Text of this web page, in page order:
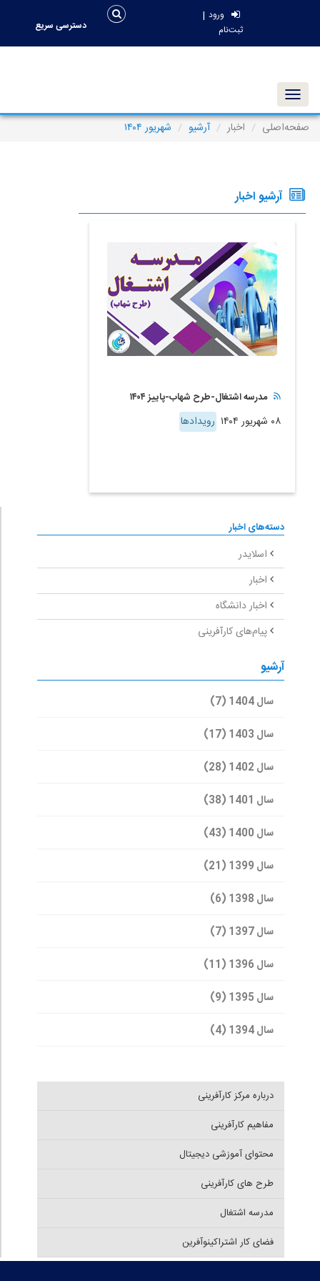
ورود |
ثبت‌نام دسترسی سریع
Toggle navigation
صفحه‌اصلی
اخبار آرشیو شهریور ۱۴۰۴
آرشیو اخبار
مدرسه اشتغال-طرح شهاب-پاییز ۱۴۰۴
۰۸ شهریور ۱۴۰۴ رویدادها
دسته‌های اخبار
اسلایدر
اخبار
اخبار دانشگاه
پیام‌های کارآفرینی
آرشیو
سال 1404 (7)
سال 1403 (17)
سال 1402 (28)
سال 1401 (38)
سال 1400 (43)
سال 1399 (21)
سال 1398 (6)
سال 1397 (7)
سال 1396 (11)
سال 1395 (9)
سال 1394 (4)
درباره مرکز کارآفرینی
مفاهیم کارآفرینی
محتوای آموزشی دیجیتال
طرح های کارآفرینی
مدرسه اشتغال
فضای کار اشتراکینوآفرین